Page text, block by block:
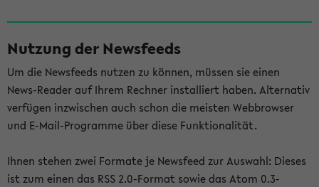
Nutzung der Newsfeeds
Um die Newsfeeds nutzen zu können, müssen sie einen
News-Reader auf Ihrem Rechner installiert haben. Alternativ
verfügen inzwischen auch schon die meisten Webbrowser
und E-Mail-Programme über diese Funktionalität.
Ihnen stehen zwei Formate je Newsfeed zur Auswahl: Dieses
ist zum einen das RSS 2.0-Format sowie das Atom 0.3-